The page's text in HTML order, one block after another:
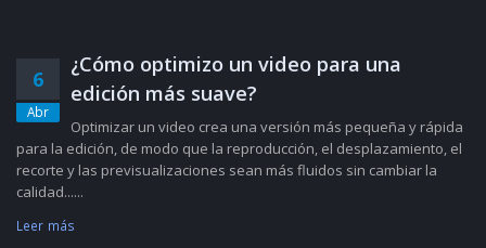
6
Abr
¿Cómo optimizo un video para una
edición más suave?
Optimizar un video crea una versión más pequeña y rápida
para la edición, de modo que la reproducción, el desplazamiento, el
recorte y las previsualizaciones sean más fluidos sin cambiar la
calidad......
Leer más